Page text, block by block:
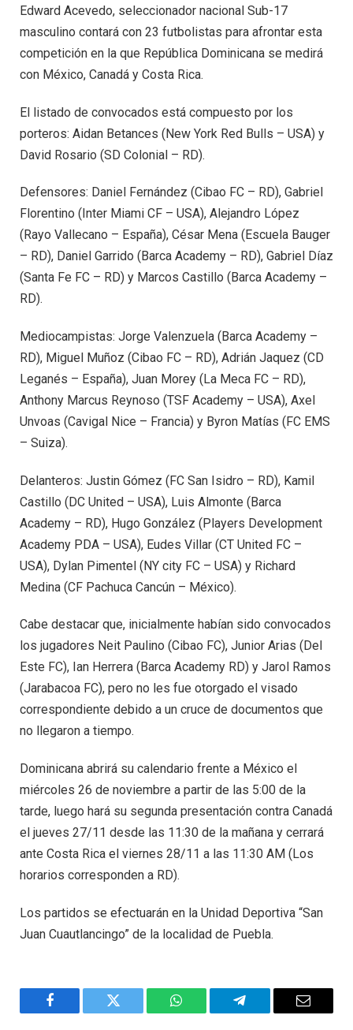
Edward Acevedo, seleccionador nacional Sub-17
masculino contará con 23 futbolistas para afrontar esta
competición en la que República Dominicana se medirá
con México, Canadá y Costa Rica.
El listado de convocados está compuesto por los
porteros: Aidan Betances (New York Red Bulls – USA) y
David Rosario (SD Colonial – RD).
Defensores: Daniel Fernández (Cibao FC – RD), Gabriel
Florentino (Inter Miami CF – USA), Alejandro López
(Rayo Vallecano – España), César Mena (Escuela Bauger
– RD), Daniel Garrido (Barca Academy – RD), Gabriel Díaz
(Santa Fe FC – RD) y Marcos Castillo (Barca Academy –
RD).
Mediocampistas: Jorge Valenzuela (Barca Academy –
RD), Miguel Muñoz (Cibao FC – RD), Adrián Jaquez (CD
Leganés – España), Juan Morey (La Meca FC – RD),
Anthony Marcus Reynoso (TSF Academy – USA), Axel
Unvoas (Cavigal Nice – Francia) y Byron Matías (FC EMS
– Suiza).
Delanteros: Justin Gómez (FC San Isidro – RD), Kamil
Castillo (DC United – USA), Luis Almonte (Barca
Academy – RD), Hugo González (Players Development
Academy PDA – USA), Eudes Villar (CT United FC –
USA), Dylan Pimentel (NY city FC – USA) y Richard
Medina (CF Pachuca Cancún – México).
Cabe destacar que, inicialmente habían sido convocados
los jugadores Neit Paulino (Cibao FC), ⁠Junior Arias (Del
Este FC), ⁠Ian Herrera (Barca Academy RD) y ⁠Jarol Ramos
(Jarabacoa FC), pero no les fue otorgado el visado
correspondiente debido a un cruce de documentos que
no llegaron a tiempo.
Dominicana abrirá su calendario frente a México el
miércoles 26 de noviembre a partir de las 5:00 de la
tarde, luego hará su segunda presentación contra Canadá
el jueves 27/11 desde las 11:30 de la mañana y cerrará
ante Costa Rica el viernes 28/11 a las 11:30 AM (Los
horarios corresponden a RD).
Los partidos se efectuarán en la Unidad Deportiva “San
Juan Cuautlancingo” de la localidad de Puebla.
Facebook Twitter WhatsAppTelegram Email